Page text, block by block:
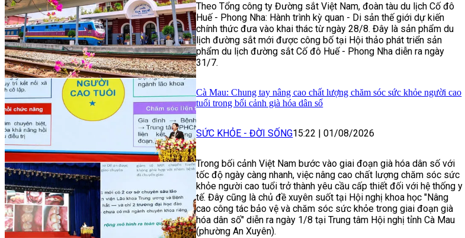
Theo Tổng công ty Đường sắt Việt Nam, đoàn tàu du lịch Cố đô
Huế - Phong Nha: Hành trình kỳ quan - Di sản thế giới dự kiến
chính thức đưa vào khai thác từ ngày 28/8. Đây là sản phẩm du
lịch đường sắt mới được công bố tại Hội thảo phát triển sản
phẩm du lịch đường sắt Cố đô Huế - Phong Nha diễn ra ngày
31/7.
Cà Mau: Chung tay nâng cao chất lượng chăm sóc sức khỏe người cao
tuổi trong bối cảnh già hóa dân số
SỨC KHỎE - ĐỜI SỐNG15:22 01/08/2026
Trong bối cảnh Việt Nam bước vào giai đoạn già hóa dân số với
tốc độ ngày càng nhanh, việc nâng cao chất lượng chăm sóc sức
khỏe người cao tuổi trở thành yêu cầu cấp thiết đối với hệ thống y
tế. Đây cũng là chủ đề xuyên suốt tại Hội nghị khoa học "Nâng
cao công tác bảo vệ và chăm sóc sức khỏe trong giai đoạn già
hóa dân số" diễn ra ngày 1/8 tại Trung tâm Hội nghị tỉnh Cà Mau
(phường An Xuyên).